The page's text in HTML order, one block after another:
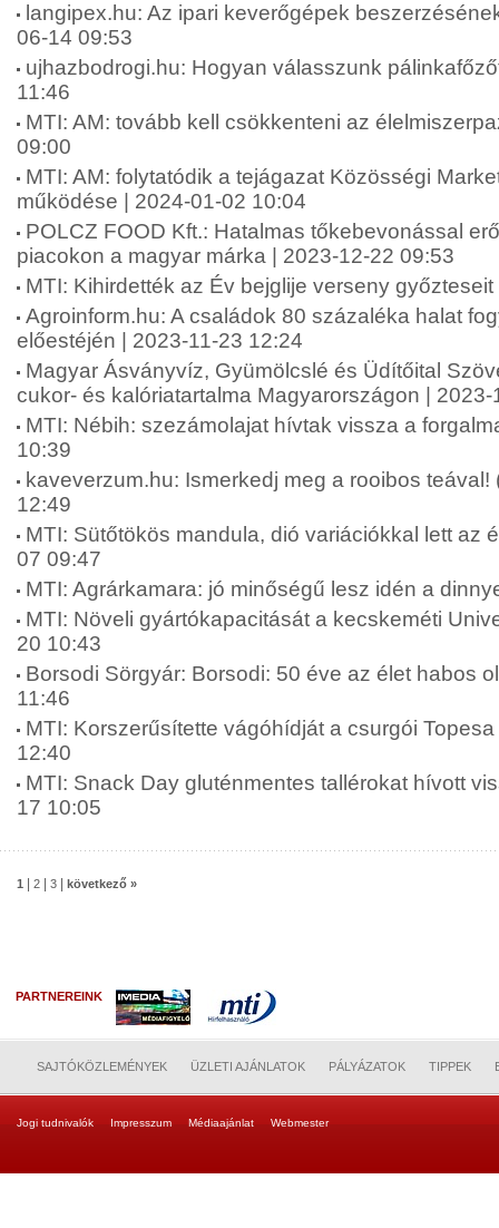
langipex.hu: Az ipari keverőgépek
06-14 09:53
ujhazbodrogi.hu: Hogyan válasszunk
11:46
MTI: AM: tovább kell csökkenteni az
09:00
MTI: AM: folytatódik a tejágazat Közösségi
működése | 2024-01-02 10:04
POLCZ FOOD Kft.: Hatalmas tőkebevonással
piacokon a magyar márka | 2023-12-22 09:53
MTI: Kihirdették az Év bejglije verseny
Agroinform.hu: A családok 80 százaléka halat
előestéjén | 2023-11-23 12:24
Magyar Ásványvíz, Gyümölcslé és Üdítőital
cukor- és kalóriatartalma Magyarországon | 2023-
MTI: Nébih: szezámolajat hívtak vissza a
10:39
kaveverzum.hu: Ismerkedj meg a rooibos teával!
12:49
MTI: Sütőtökös mandula, dió variációkkal lett az
07 09:47
MTI: Agrárkamara: jó minőségű lesz idén a
MTI: Növeli gyártókapacitását a kecskeméti
20 10:43
Borsodi Sörgyár: Borsodi: 50 éve az élet habos
11:46
MTI: Korszerűsítette vágóhídját a csurgói
12:40
MTI: Snack Day gluténmentes tallérokat hívott
17 10:05
1 2 3 következő »
PARTNEREINK
SAJTÓKÖZLEMÉNYEK ÜZLETI AJÁNLATOK PÁLYÁZATOK TIPPEK
Jogi tudnivalók Impresszum Médiaajánlat Webmester